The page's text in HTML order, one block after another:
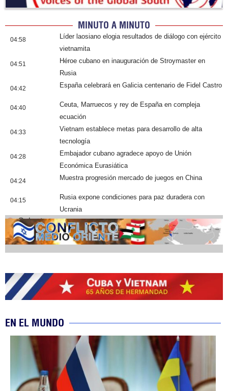
MINUTO A MINUTO
04:58
Líder laosiano elogia resultados de diálogo con ejército
vietnamita
04:51
Héroe cubano en inauguración de Stroymaster en
Rusia
04:42 España celebrará en Galicia centenario de Fidel Castro
04:40
Ceuta, Marruecos y rey de España en compleja
ecuación
04:33
Vietnam establece metas para desarrollo de alta
tecnología
04:28
Embajador cubano agradece apoyo de Unión
Económica Eurasiática
04:24 Muestra progresión mercado de juegos en China
04:15
Rusia expone condiciones para paz duradera con
Ucrania
Cobertura
EN EL MUNDO